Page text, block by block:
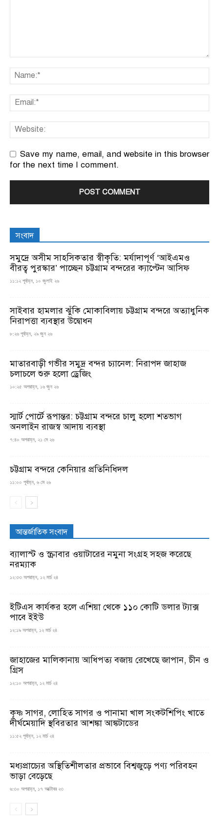
Save my name, email, and website in this browser
for the next time I comment.
সংবাদ
সমুদ্রে অসীম সাহসিকতার স্বীকৃতি: মর্যাদাপূর্ণ ‘আইএমও
বীরত্ব পুরস্কার’ পাচ্ছেন চট্টগ্রাম বন্দরের ক্যাপ্টেন আসিফ
১১:১২ পূর্বাহ্ন, ১০ জুলাই ২৬
সাইবার হামলার ঝুঁকি মোকাবিলায় চট্টগ্রাম বন্দরে অত্যাধুনিক
নিরাপত্তা ব্যবস্থার উদ্বোধন
৮:২৬ পূর্বাহ্ন, ২৯ জুন ২৬
মাতারবাড়ী গভীর সমুদ্র বন্দর চ্যানেল: নিরাপদ জাহাজ
চলাচলে শুরু হলো ড্রেজিং
১০:২৫ অপরাহ্ন, ১৬ জুন ২৬
স্মার্ট পোর্টে রূপান্তর: চট্টগ্রাম বন্দরে চালু হলো শতভাগ
অনলাইন রাজস্ব আদায় ব্যবস্থা
৭:৪০ অপরাহ্ন, ২১ মে ২৬
চট্টগ্রাম বন্দরে কেনিয়ার প্রতিনিধিদল
১১:০০ পূর্বাহ্ন, ৬ মে ২৬
আন্তর্জাতিক সংবাদ
ব্যালাস্ট ও স্ক্রাবার ওয়াটারের নমুনা সংগ্রহ সহজ করেছে
নরম্যাক
১২:৩৩ অপরাহ্ন, ১২ মার্চ ২৪
ইটিএস কার্যকর হলে এশিয়া থেকে ১১০ কোটি ডলার ট্যাক্স
পাবে ইইউ
১২:১৯ অপরাহ্ন, ১২ মার্চ ২৪
জাহাজের মালিকানায় আধিপত্য বজায় রেখেছে জাপান, চীন ও
গ্রিস
১২:১০ অপরাহ্ন, ১২ মার্চ ২৪
কৃষ্ণ সাগর, লোহিত সাগর ও পানামা খাল সংকটশিপিং খাতে
দীর্ঘমেয়াদি স্থবিরতার আশঙ্কা আঙ্কটাডের
১১:৫২ পূর্বাহ্ন, ১২ মার্চ ২৪
মধ্যপ্রাচ্যের অস্থিতিশীলতার প্রভাবে বিশ্বজুড়ে পণ্য পরিবহন
ভাড়া বেড়েছে
৬:৩০ অপরাহ্ন, ১৭ অক্টোবর ২৩